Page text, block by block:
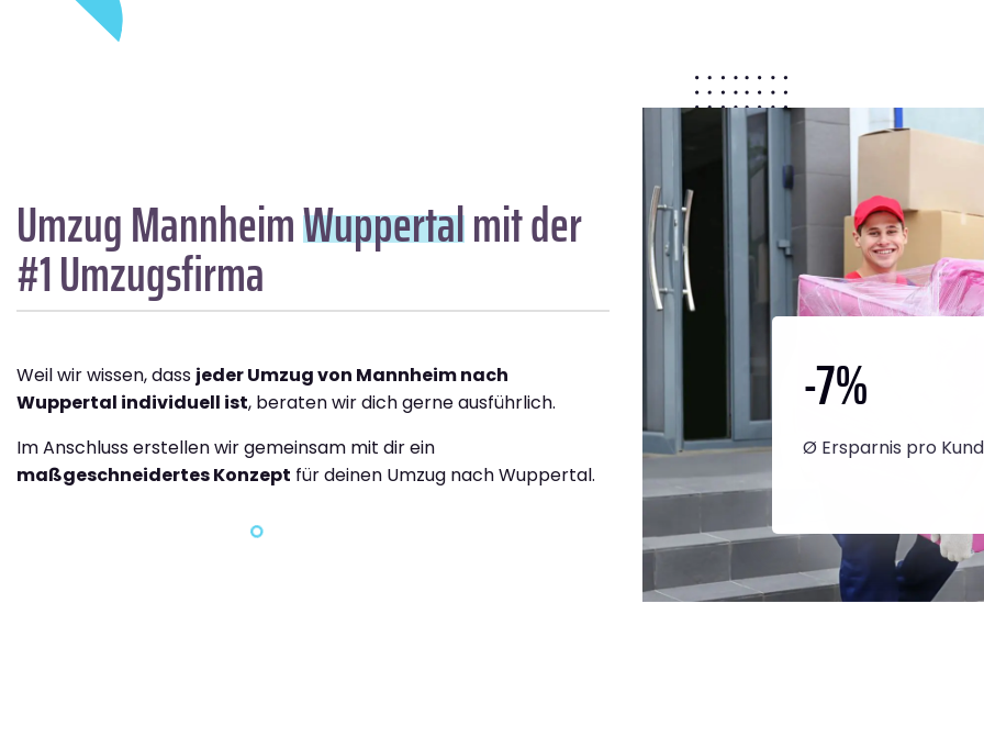
Umzug MannheimWuppertalmit der
#1 Umzugsfirma
Weil wir wissen, dass jeder Umzug von Mannheim nach
Wuppertal individuell ist, beraten wir dich gerne ausführlich.
Im Anschluss erstellen wir gemeinsam mit dir ein
maßgeschneidertes Konzept für deinen Umzug nach Wuppertal.
-7%
Ø Ersparnis pro